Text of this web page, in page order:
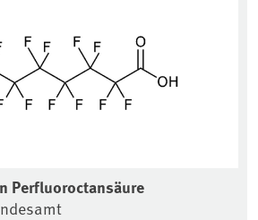
Perfluoroctansäure